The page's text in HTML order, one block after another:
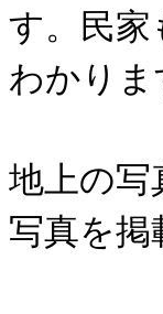
す。民
わかりま
地上の写
写真を